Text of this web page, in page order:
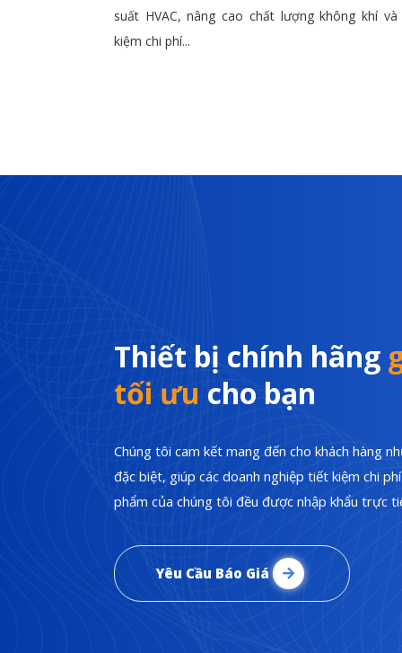
suất HVAC, nâng cao chất lượng không khí
kiệm chi phí...
Thiết bị chính hãng
tối ưu cho bạn
Chúng tôi cam kết mang đến cho khách hàng
đặc biệt, giúp các doanh nghiệp tiết kiệm chi
phẩm của chúng tôi đều được nhập khẩu trực
Yêu Cầu Báo Giá